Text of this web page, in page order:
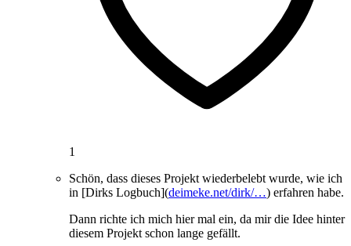
1
Schön, dass dieses Projekt wiederbelebt wurde, wie ich
in [Dirks Logbuch](deimeke.net/dirk/…) erfahren habe.
Dann richte ich mich hier mal ein, da mir die Idee hinter
diesem Projekt schon lange gefällt.